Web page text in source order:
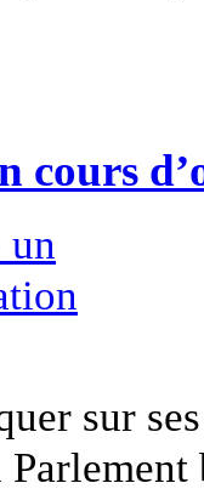
cours
sur